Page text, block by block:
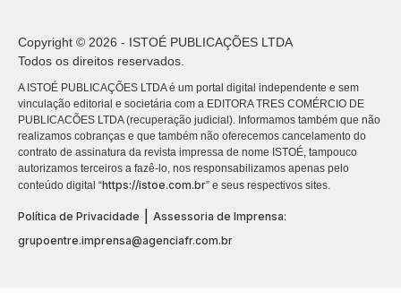
Copyright © 2026 - ISTOÉ PUBLICAÇÕES LTDA
Todos os direitos reservados.
A ISTOÉ PUBLICAÇÕES LTDA é um portal digital independente e sem
vinculação editorial e societária com a EDITORA TRES COMÉRCIO DE
PUBLICACÕES LTDA (recuperação judicial). Informamos também que não
realizamos cobranças e que também não oferecemos cancelamento do
contrato de assinatura da revista impressa de nome ISTOÉ, tampouco
autorizamos terceiros a fazê-lo, nos responsabilizamos apenas pelo
conteúdo digital “https://istoe.com.br” e seus respectivos sites.
Política de Privacidade
Assessoria de Imprensa:
grupoentre.imprensa@agenciafr.com.br